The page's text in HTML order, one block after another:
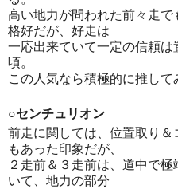
高い地力が問われた前々走
格好だが、好走は
一応出来ていて一定の信頼
頃。
この人気なら積極的に推して
○センチュリオン
前走に関しては、位置取り
もあった印象だが、
２走前＆３走前は、道中で
いて、地力の部分